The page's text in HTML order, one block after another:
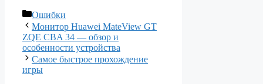
Рубрики
Ошибки
Монитор Huawei MateView GT
ZQE CBA 34 — обзор и
особенности устройства
Самое быстрое прохождение
игры